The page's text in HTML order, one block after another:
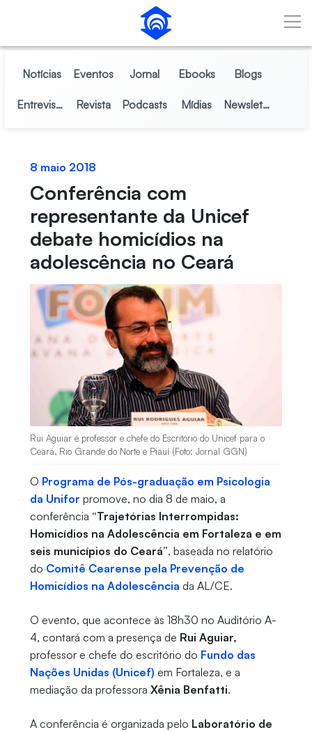
Pular para o Conteúdo principal
Notícias Eventos Jornal Ebooks Blogs
Entrevistas Revista Podcasts Mídias Newsletter
8 maio 2018
Conferência com
representante da Unicef
debate homicídios na
adolescência no Ceará
Rui Aguiar é professor e chefe do Escritório do Unicef para o
Ceará, Rio Grande do Norte e Piauí (Foto: Jornal GGN)
O Programa de Pós-graduação em Psicologia
da Unifor promove, no dia 8 de maio, a
conferência “Trajetórias Interrompidas:
Homicídios na Adolescência em Fortaleza e em
seis municípios do Ceará”, baseada no relatório
do Comitê Cearense pela Prevenção de
Homicídios na Adolescência da AL/CE.
O evento, que acontece às 18h30 no Auditório A-
4, contará com a presença de Rui Aguiar,
professor e chefe do escritório do Fundo das
Nações Unidas (Unicef) em Fortaleza, e a
mediação da professora Xênia Benfatti.
A conferência é organizada pelo Laboratório de